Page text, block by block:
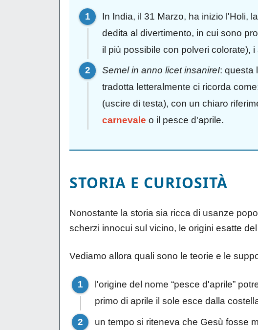
In India, il 31 Marzo, ha inizio l'Holi,
dedita al divertimento, in cui sono
il più possibile con polveri colorate),
Semel in anno licet insanireI: questa
tradotta letteralmente ci ricorda
(uscire di testa), con un chiaro
carnevale o il pesce d'aprile.
STORIA E CURIOSITÀ
Nonostante la storia sia ricca di usanze
scherzi innocui sul vicino, le origini esatte
Vediamo allora quali sono le teorie e le
l'origine del nome “pesce d'aprile”
primo di aprile il sole esce dalla
un tempo si riteneva che Gesù fosse